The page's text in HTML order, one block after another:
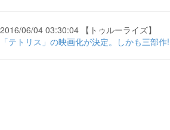
2016/06/04 03:30:04 【トゥルーライズ】
「テトリス」の映画化が決定。しかも三部